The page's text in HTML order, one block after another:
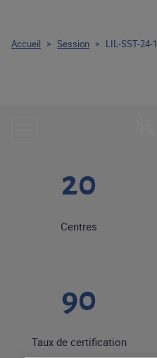
20
Centres
90
Taux de certification
Accueil > Session > LIL-SST-24-1